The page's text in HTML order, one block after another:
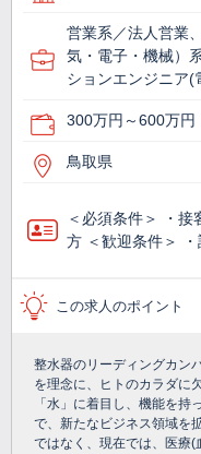
営業系／法人営業
気・電子・機械）
ションエンジニア(
300万円～600万円
鳥取県
＜必須条件＞ ・接
方 ＜歓迎条件＞
この求人のポイント
整水器のリーディングカン
を理念に、ヒトのカラダに
「水」に着目し、機能を持
で、新たなビジネス領域を
ではなく、現在では、医療(